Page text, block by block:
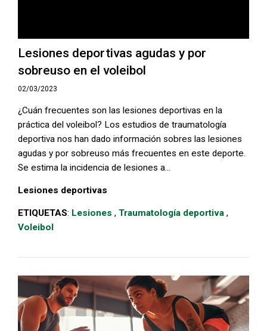
Lesiones deportivas agudas y por
sobreuso en el voleibol
02/03/2023
¿Cuán frecuentes son las lesiones deportivas en la
práctica del voleibol? Los estudios de traumatología
deportiva nos han dado información sobres las lesiones
agudas y por sobreuso más frecuentes en este deporte.
Se estima la incidencia de lesiones a...
Lesiones deportivas
ETIQUETAS: Lesiones , Traumatología deportiva ,
Voleibol